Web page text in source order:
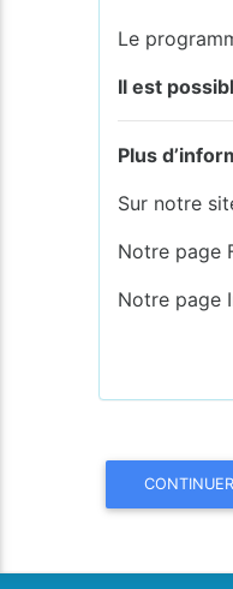
Le
Il est
Plus
Sur notre
Notre page
Notre page
CONTINUER